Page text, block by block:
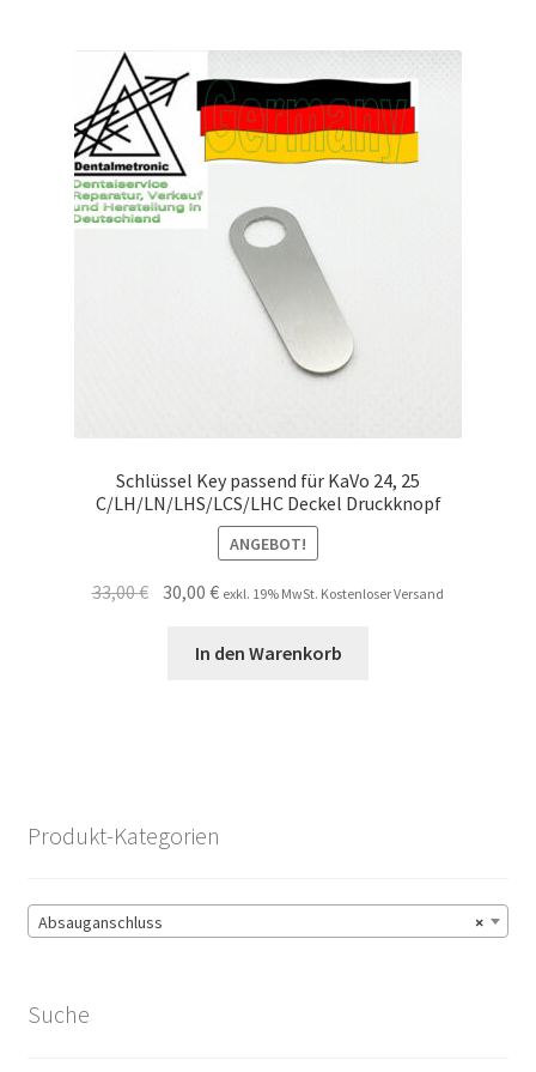
Schlüssel Key passend für KaVo 24, 25
C/LH/LN/LHS/LCS/LHC Deckel Druckknopf
ANGEBOT!
33,00€ Ursprünglicher
30,00€Aktueller
ist:
exkl. 19% MwSt. Kostenloser Versand
In den Warenkorb
Produkt-Kategorien
×
Absauganschluss
Suche